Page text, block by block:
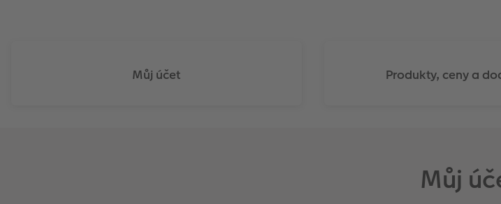
Můj účet Produkty, ceny a
Můj